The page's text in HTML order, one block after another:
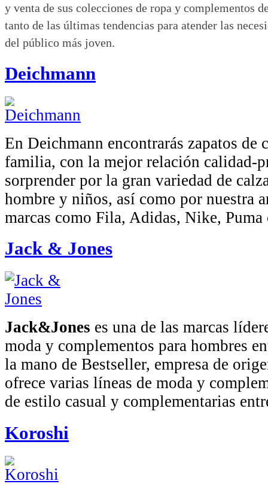
y venta de sus colecciones de ropa y complementos
tanto de las últimas tendencias para atender las
del público más joven.
Deichmann
En Deichmann encontrarás zapatos de
familia, con la mejor relación calidad-
sorprender por la gran variedad de
hombre y niños, así como por nuestra
marcas como Fila, Adidas, Nike, Puma
Jack & Jones
Jack&Jones es una de las marcas
moda y complementos para hombres
la mano de Bestseller, empresa de
ofrece varias líneas de moda y
de estilo casual y complementarias
Koroshi